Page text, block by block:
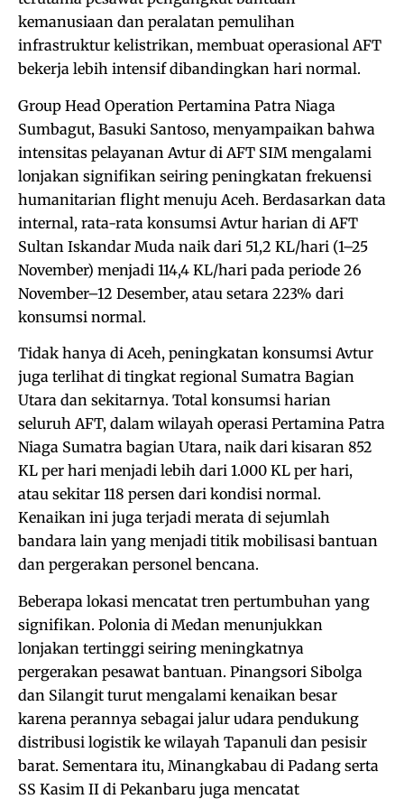
kemanusiaan dan peralatan pemulihan
infrastruktur kelistrikan, membuat operasional AFT
bekerja lebih intensif dibandingkan hari normal.
Group Head Operation Pertamina Patra Niaga
Sumbagut, Basuki Santoso, menyampaikan bahwa
intensitas pelayanan Avtur di AFT SIM mengalami
lonjakan signifikan seiring peningkatan frekuensi
humanitarian flight menuju Aceh. Berdasarkan data
internal, rata-rata konsumsi Avtur harian di AFT
Sultan Iskandar Muda naik dari 51,2 KL/hari (1–25
November) menjadi 114,4 KL/hari pada periode 26
November–12 Desember, atau setara 223% dari
konsumsi normal.
Tidak hanya di Aceh, peningkatan konsumsi Avtur
juga terlihat di tingkat regional Sumatra Bagian
Utara dan sekitarnya. Total konsumsi harian
seluruh AFT, dalam wilayah operasi Pertamina Patra
Niaga Sumatra bagian Utara, naik dari kisaran 852
KL per hari menjadi lebih dari 1.000 KL per hari,
atau sekitar 118 persen dari kondisi normal.
Kenaikan ini juga terjadi merata di sejumlah
bandara lain yang menjadi titik mobilisasi bantuan
dan pergerakan personel bencana.
Beberapa lokasi mencatat tren pertumbuhan yang
signifikan. Polonia di Medan menunjukkan
lonjakan tertinggi seiring meningkatnya
pergerakan pesawat bantuan. Pinangsori Sibolga
dan Silangit turut mengalami kenaikan besar
karena perannya sebagai jalur udara pendukung
distribusi logistik ke wilayah Tapanuli dan pesisir
barat. Sementara itu, Minangkabau di Padang serta
SS Kasim II di Pekanbaru juga mencatat